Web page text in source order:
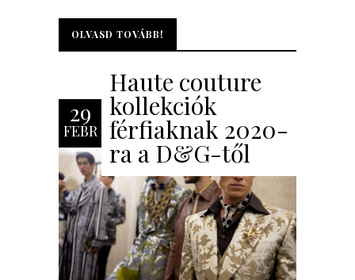
OLVASD TOVÁBB!
OLVASD TOVÁBB!
29
FEBR
Haute couture
kollekciók
férfiaknak 2020-
ra a D&G-től